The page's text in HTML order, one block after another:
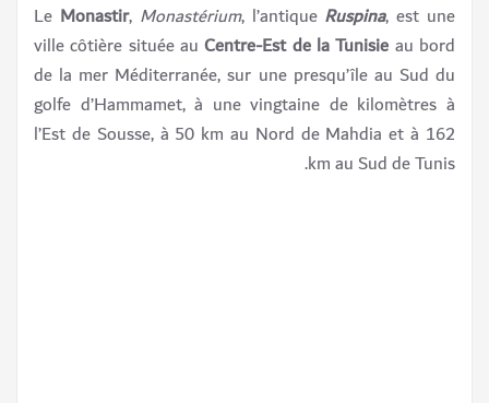
Le Monastir, Monastérium, l’antique Ruspina, est une
ville côtière située auCentre-Est de la Tunisie au bord
de la mer Méditerranée, sur une presqu’île au Sud du
golfe d’Hammamet, à une vingtaine de kilomètres à
l’Est de Sousse, à 50 km au Nord de Mahdia et à 162
km au Sud de Tunis.